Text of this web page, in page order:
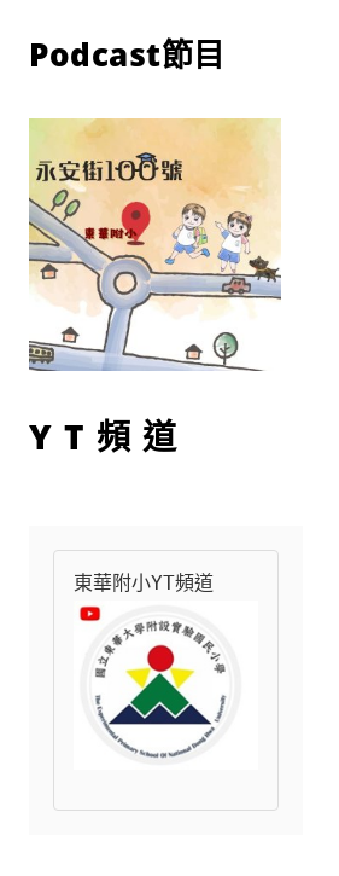
Podcast節目
YT頻道
東華附小YT頻道